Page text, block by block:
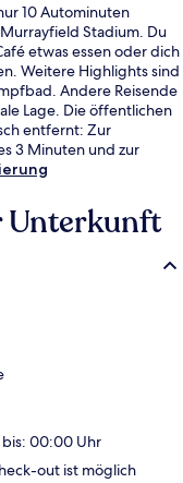
10 Autominuten
Stadium. Du
etwas essen oder dich
Weitere Highlights sind
Andere Reisende
Lage. Die öffentlichen
entfernt: Zur
3 Minuten und zur
13 Minuten.
Unterkunft
bis: 00:00 Uhr
out ist möglich